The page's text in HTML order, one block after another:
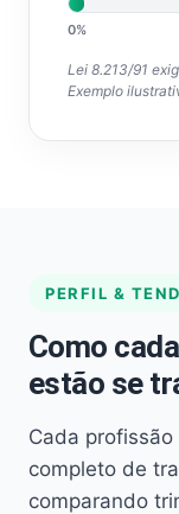
0%
Lei 8.213/91
Exemplo
PERFIL &
Como
estão se
Cada
completo de
comparando